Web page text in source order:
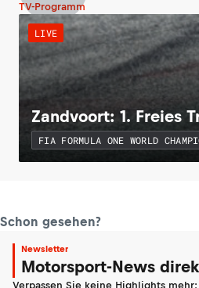
TV-Programm
LIVE
Zandvoort: 1. Freies
FIA FORMULA ONE WORLD
Schon gesehen?
Newsletter
Motorsport-News
Verpassen Sie keine Highlights